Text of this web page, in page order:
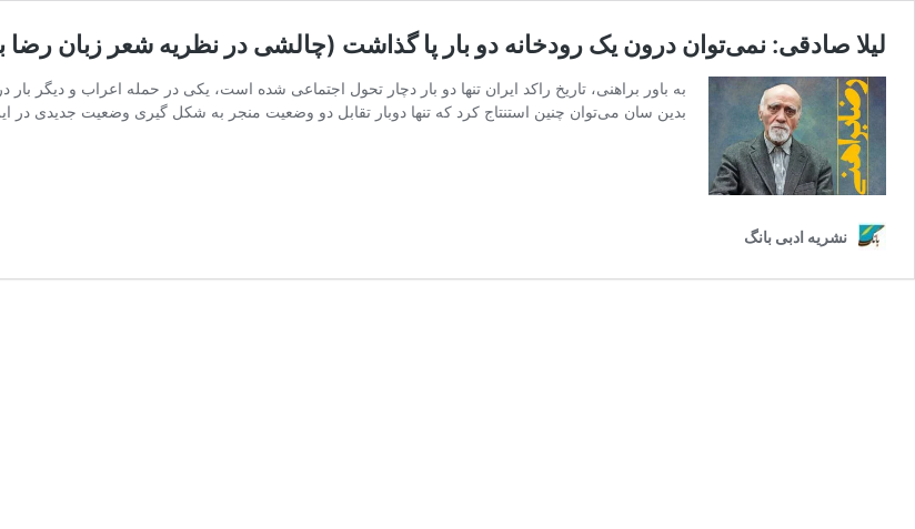
لیلا صادقی: نمی‌توان درون یک رودخانه دو بار پا گذاشت (چالشی در نظریه شعر زبان رضا
به باور براهنی، تاریخ راکد ایران تنها دو بار دچار تحول اجتماعی شده است، یکی در حمله اعراب و
بدین سان می‌توان چنین استنتاج کرد که تنها دوبار تقابل دو وضعیت منجر به شکل گیری وضعیت جدیدی در
نشریه ادبی بانگ